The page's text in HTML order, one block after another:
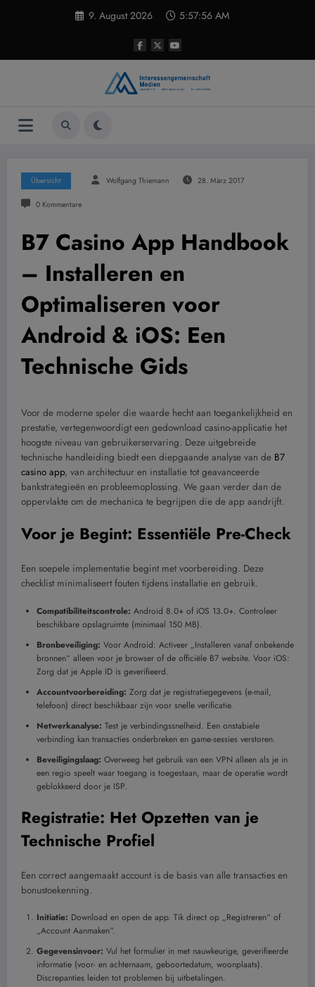
9. August 2026 5:57:57 AM
Übersicht Wolfgang Thiemann 28. März 2017
0 Kommentare
B7 Casino App Handbook
– Installeren en
Optimaliseren voor
Android & iOS: Een
Technische Gids
Voor de moderne speler die waarde hecht aan toegankelijkheid en
prestatie, vertegenwoordigt een gedownload casino-applicatie het
hoogste niveau van gebruikerservaring. Deze uitgebreide
technische handleiding biedt een diepgaande analyse van de B7
casino app, van architectuur en installatie tot geavanceerde
bankstrategieën en probleemoplossing. We gaan verder dan de
oppervlakte om de mechanica te begrijpen die de app aandrijft.
Voor je Begint: Essentiële Pre-Check
Een soepele implementatie begint met voorbereiding. Deze
checklist minimaliseert fouten tijdens installatie en gebruik.
Compatibiliteitscontrole: Android 8.0+ of iOS 13.0+. Controleer
beschikbare opslagruimte (minimaal 150 MB).
Bronbeveiliging: Voor Android: Activeer „Installeren vanaf onbekende
bronnen“ alleen voor je browser of de officiële B7 website. Voor iOS:
Zorg dat je Apple ID is geverifieerd.
Accountvoorbereiding: Zorg dat je registratiegegevens (e-mail,
telefoon) direct beschikbaar zijn voor snelle verificatie.
Netwerkanalyse: Test je verbindingssnelheid. Een onstabiele
verbinding kan transacties onderbreken en game-sessies verstoren.
Beveiligingslaag: Overweeg het gebruik van een VPN alleen als je in
een regio speelt waar toegang is toegestaan, maar de operatie wordt
geblokkeerd door je ISP.
Registratie: Het Opzetten van je
Technische Profiel
Een correct aangemaakt account is de basis van alle transacties en
bonustoekenning.
Initiatie: Download en open de app. Tik direct op „Registreren“ of
„Account Aanmaken“.
Gegevensinvoer: Vul het formulier in met nauwkeurige, geverifieerde
informatie (voor- en achternaam, geboortedatum, woonplaats).
Discrepanties leiden tot problemen bij uitbetalingen.